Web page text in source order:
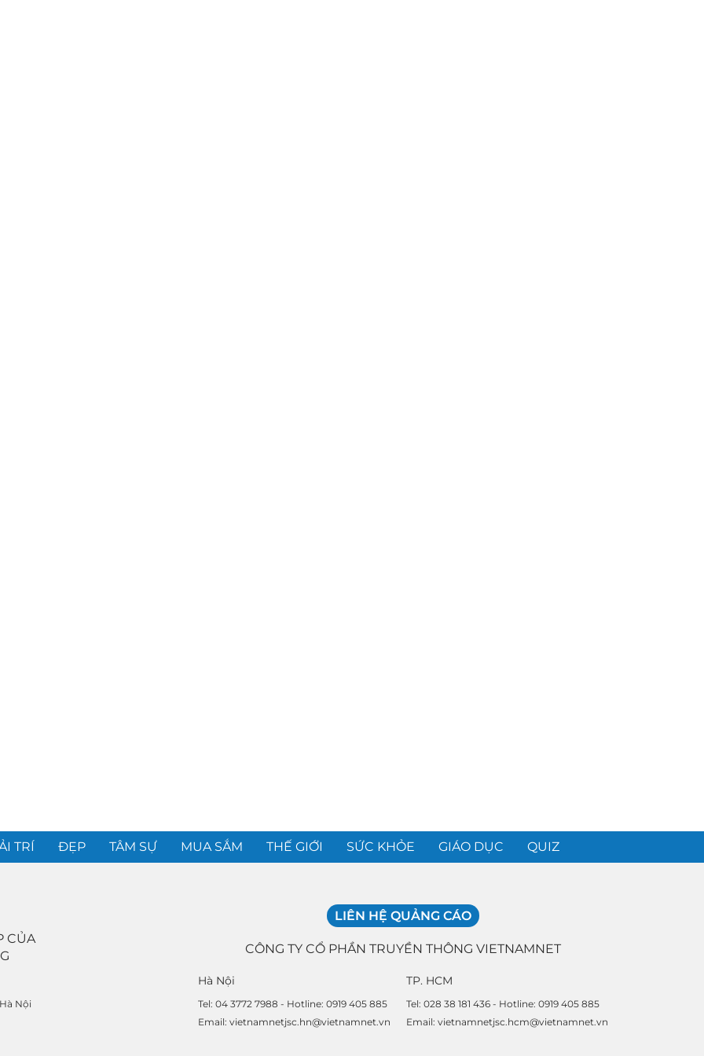
TRÍ ĐẸP TÂM SỰ MUA SẮM THẾ GIỚI SỨC KHỎE GIÁO DỤC QUIZ
CỦA
Nội
LIÊN HỆ QUẢNG CÁO
CÔNG TY CỔ PHẦN TRUYỀN THÔNG VIETNAMNET
Hà Nội
Tel: 04 3772 7988 - Hotline: 0919 405 885
Email: vietnamnetjsc.hn@vietnamnet.vn
TP. HCM
Tel: 028 38 181 436 - Hotline: 0919 405 885
Email: vietnamnetjsc.hcm@vietnamnet.vn